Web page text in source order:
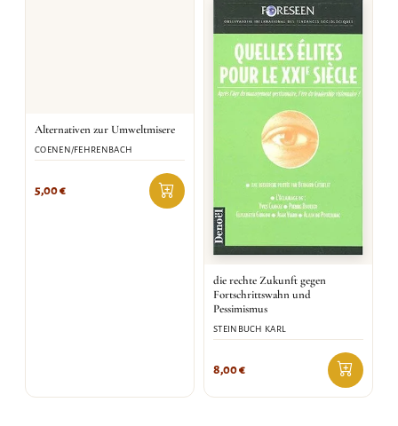
Alternativen zur Umweltmisere
COENEN/FEHRENBACH
5,00€
die rechte Zukunft gegen
Fortschrittswahn und
Pessimismus
STEINBUCH KARL
8,00€